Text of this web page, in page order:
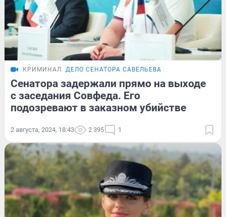
КРИМИНАЛ ДЕЛО СЕНАТОРА САВЕЛЬЕВА
Сенатора задержали прямо на выходе
с заседания Совфеда. Его
подозревают в заказном убийстве
2 августа, 2024, 18:43 2 395 1